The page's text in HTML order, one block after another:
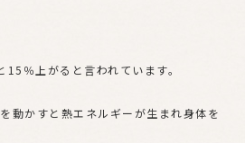
％上がると言われています。
動かすと熱エネルギーが生まれ身体を